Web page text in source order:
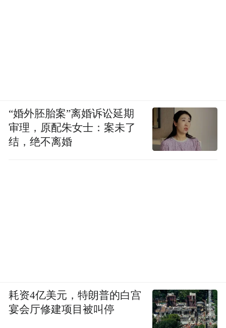
“婚外胚胎案”离婚诉讼延期
审理，原配朱女士：案未了
结，绝不离婚
耗资4亿美元，特朗普的白宫
宴会厅修建项目被叫停